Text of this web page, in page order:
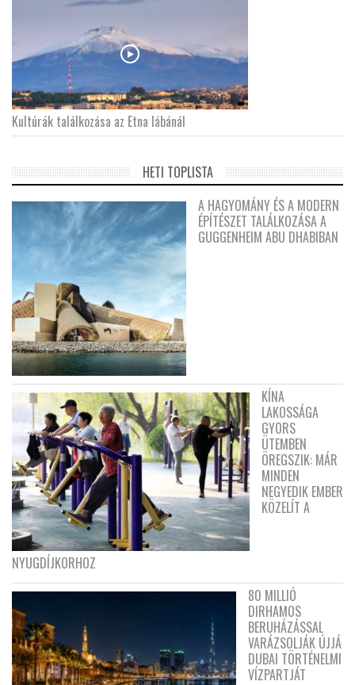
Kultúrák találkozása az Etna lábánál
HETI TOPLISTA
A HAGYOMÁNY ÉS A MODERN
ÉPÍTÉSZET TALÁLKOZÁSA A
GUGGENHEIM ABU DHABIBAN
KÍNA
LAKOSSÁGA
GYORS
ÜTEMBEN
ÖREGSZIK: MÁR
MINDEN
NEGYEDIK EMBER
KÖZELÍT A
NYUGDÍJKORHOZ
80 MILLIÓ
DIRHAMOS
BERUHÁZÁSSAL
VARÁZSOLJÁK ÚJJÁ
DUBAI TÖRTÉNELMI
VÍZPARTJÁT